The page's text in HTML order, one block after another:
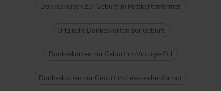
Dankeskarten zur Geburt im Postkartenformat
Originelle Dankeskarten zur Geburt
Dankeskarten zur Geburt im Vintage-Stil
Dankeskarten zur Geburt im Lesezeichenformat